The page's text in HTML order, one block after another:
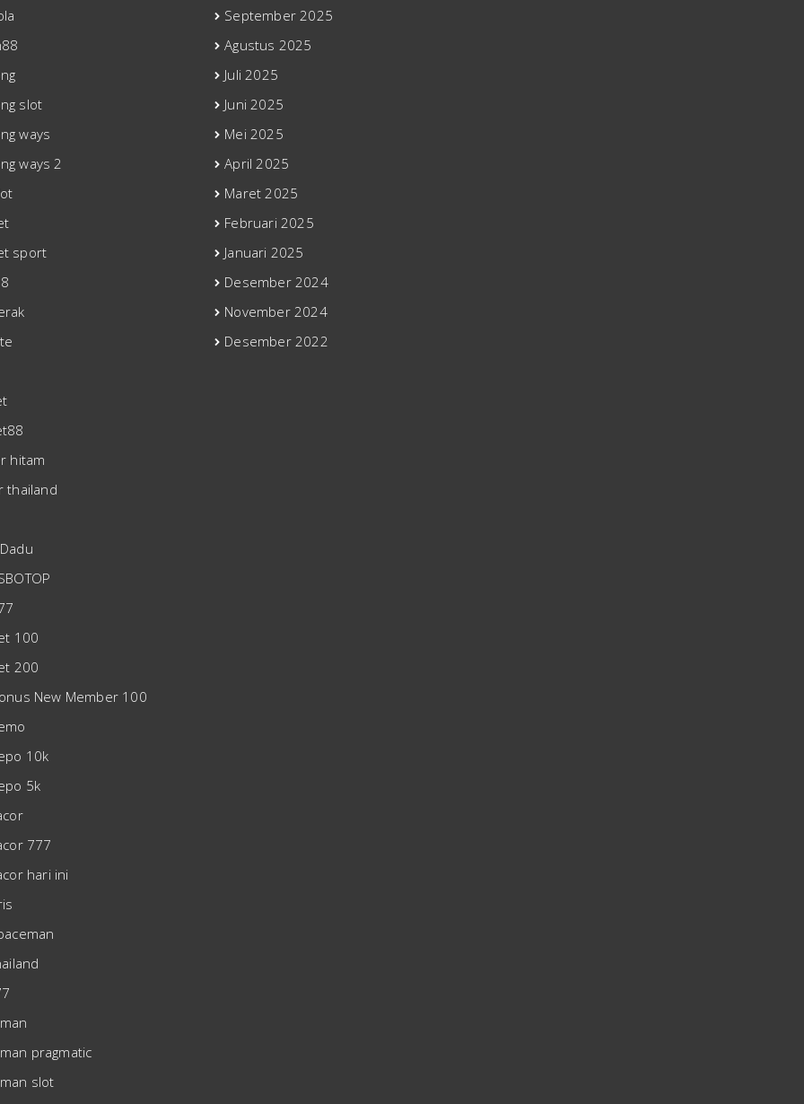
slot
ways
ways 2
sport
hitam
thailand
100
200
New Member 100
10k
5k
777
hari ini
pragmatic
slot
September 2025
Agustus 2025
Juli 2025
Juni 2025
Mei 2025
April 2025
Maret 2025
Februari 2025
Januari 2025
Desember 2024
November 2024
Desember 2022